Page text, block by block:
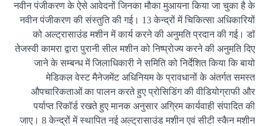
नवीन पंजीकरण के ऐसे आवेदनों जिनका मौका मुआयना किया जा चुका है के
नवीन पंजीकरण की संस्तुति की गई। 13 केन्द्रों में चिकित्सा अधिकारियों
को अल्ट्रासाउंड मशीन में कार्य करने की अनुमति प्रदान की गई। डाॅ
तेजस्वी कामरा द्वारा पुरानी सील मशीन को निष्प्रोज्य करने की अनुमति दिए
जाने के सम्बन्ध में जिलाधिकारी ने समिति को निर्देशित किया कि बायो
मेडिकल वेस्ट मैनेजमेंट अधिनियम के प्रावधानों के अंतर्गत समस्त
औपचारिकताओं का पालन करते हुए प्रोसिडिंग की वीडियोग्राफी और
पर्याप्त रिकॉर्ड रखते हुए मानक अनुसार अग्रिम कार्यवाही संपादित की
जाए। 8 केन्द्रों में स्थापित नई अल्ट्रासाउंड मशीन एवं सीटी स्कैन मशीन